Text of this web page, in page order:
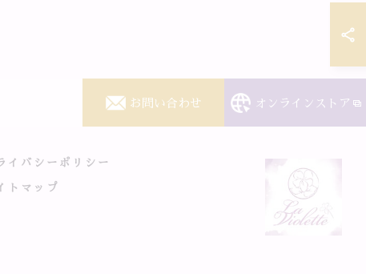
お問い合わせ オンラインストア
イバシーポリシー
トマップ